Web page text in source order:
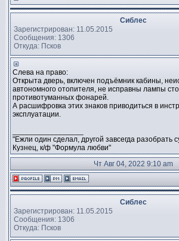
Сиблес
Зарегистрирован: 11.05.2015
Сообщения: 1306
Откуда: Псков
Слева на право:
Открыта дверь, включен подъёмник кабины,
автономного отопителя, не исправны лампы
противотуманных фонарей.
А расшифровка этих знаков приводиться в
эксплуатации.
"Ежли один сделал, другой завсегда разобрать
Кузнец, к/ф "Формула любви"
Чт Авг 04, 2022 9:10 am
Сиблес
Зарегистрирован: 11.05.2015
Сообщения: 1306
Откуда: Псков